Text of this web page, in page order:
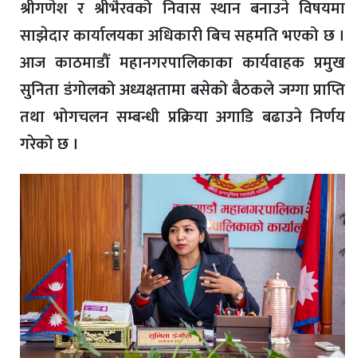
श्रीगणेश र श्रीभैरवको निवास स्थान बनाउने विषयमा
साझेदार कार्यालयका अधिकारी बिच सहमति भएको छ ।
आज काठमाडौँ महानगरपालिकाका कार्यवाहक प्रमुख
सुनिता डंगोलको अध्यक्षतामा बसेको बैठकले जग्गा प्राप्ति
तथा भोगचलन सम्बन्धी प्रक्रिया अगाडि बढाउने निर्णय
गरेको छ ।